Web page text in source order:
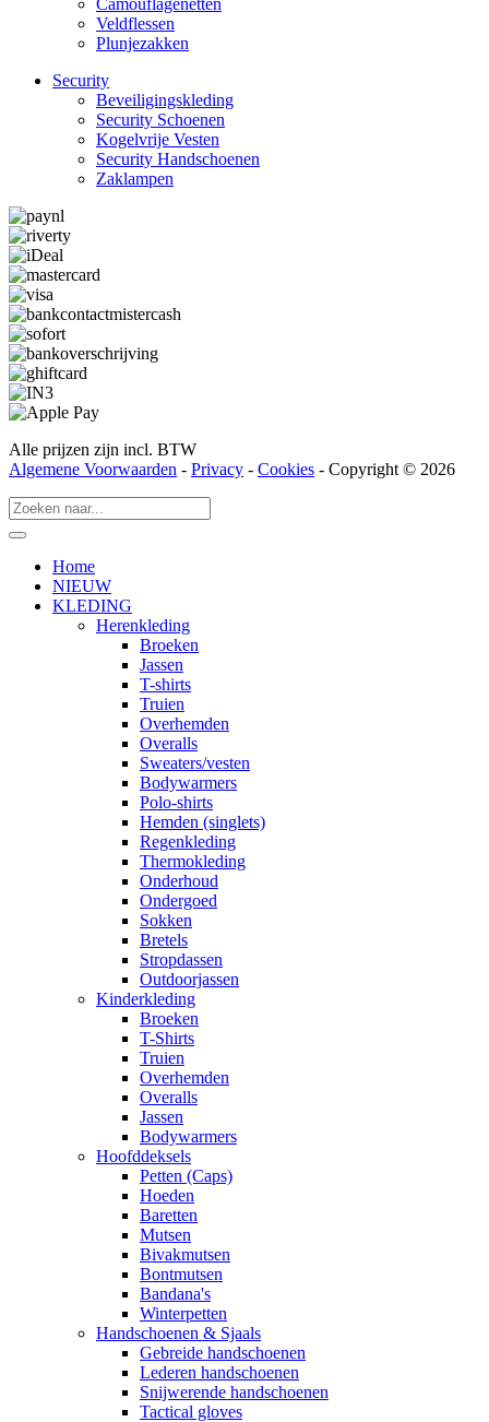
Veldflessen
Plunjezakken
Security
Beveiligings­­kleding
Security Schoenen
Kogelvrije Vesten
Security Hand­­schoenen
Zaklampen
Alle prijzen zijn incl. BTW
Algemene Voorwaarden - Privacy - Cookies - Copyright © 2026
Home
NIEUW
KLEDING
Herenkleding
Broeken
Jassen
T-shirts
Truien
Overhemden
Overalls
Sweaters/vesten
Bodywarmers
Polo-shirts
Hemden (singlets)
Regenkleding
Thermokleding
Onderhoud
Ondergoed
Sokken
Bretels
Stropdassen
Outdoorjassen
Kinderkleding
Broeken
T-Shirts
Truien
Overhemden
Overalls
Jassen
Bodywarmers
Hoofddeksels
Petten (Caps)
Hoeden
Baretten
Mutsen
Bivakmutsen
Bontmutsen
Bandana's
Winterpetten
Handschoenen & Sjaals
Gebreide handschoenen
Lederen handschoenen
Snijwerende handschoenen
Tactical gloves